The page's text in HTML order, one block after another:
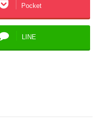
Pocket
LINE